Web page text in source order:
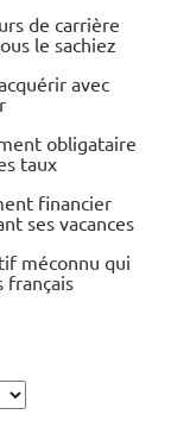
de carrière
le sachiez
avec
obligataire
taux
financier
ses vacances
méconnu qui
français